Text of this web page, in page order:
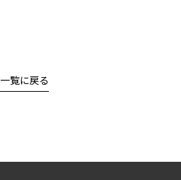
一覧に戻る